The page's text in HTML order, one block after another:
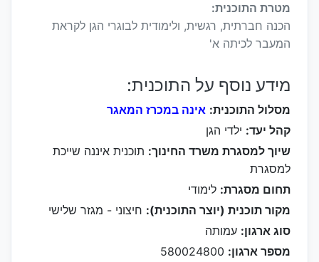
מטרת התוכנית:
הכנה חברתית, רגשית, ולימודית לבוגרי הגן לקראת
המעבר לכיתה א'
מידע נוסף על התוכנית:
מסלול התוכנית: אינה במכרז המאגר
קהל יעד: ילדי הגן
שיוך למסגרת משרד החינוך: תוכנית איננה שייכת
למסגרת
תחום מסגרת: לימודי
מקור תוכנית (יוצר התוכנית): חיצוני - מגזר שלישי
סוג ארגון: עמותה
מספר ארגון: